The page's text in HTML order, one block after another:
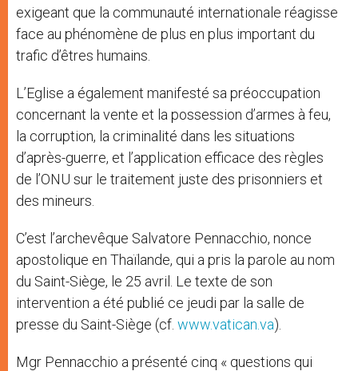
exigeant que la communauté internationale réagisse
face au phénomène de plus en plus important du
trafic d’êtres humains.
L’Eglise a également manifesté sa préoccupation
concernant la vente et la possession d’armes à feu,
la corruption, la criminalité dans les situations
d’après-guerre, et l’application efficace des règles
de l’ONU sur le traitement juste des prisonniers et
des mineurs.
C’est l’archevêque Salvatore Pennacchio, nonce
apostolique en Thaïlande, qui a pris la parole au nom
du Saint-Siège, le 25 avril. Le texte de son
intervention a été publié ce jeudi par la salle de
presse du Saint-Siège (cf. www.vatican.va).
Mgr Pennacchio a présenté cinq « questions qui